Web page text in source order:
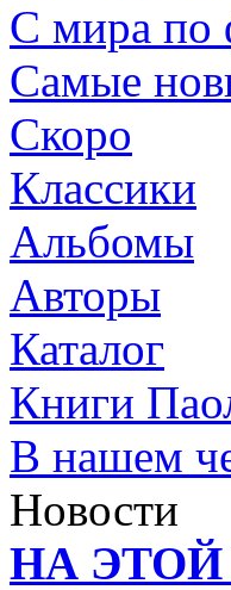
С мира по
Самые
Скоро
Классики
Альбомы
Авторы
Каталог
Книги
В нашем
Новости
НА